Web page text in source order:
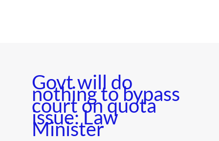
Govt will do
nothing to bypass
court on quota
issue: Law
Minister